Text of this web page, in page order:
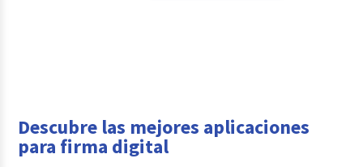
Descubre las mejores aplicaciones
para firma digital